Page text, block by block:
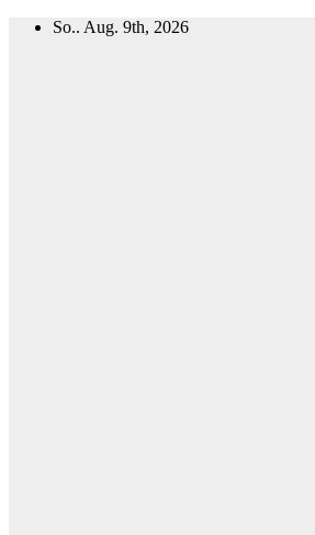
Zum
So.. Aug. 9th, 2026